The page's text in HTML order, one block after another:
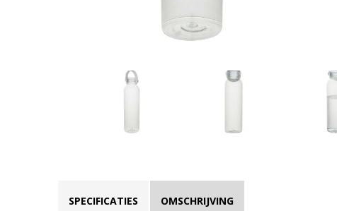
SPECIFICATIES OMSCHRIJVING